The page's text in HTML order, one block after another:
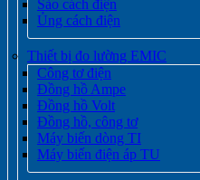
Sào cách điện
Ủng cách điện
Thiết bị đo lường EMIC
Công tơ điện
Đồng hồ Ampe
Đồng hồ Volt
Đồng hồ, công tơ
Máy biến dòng TI
Máy biến điện áp TU